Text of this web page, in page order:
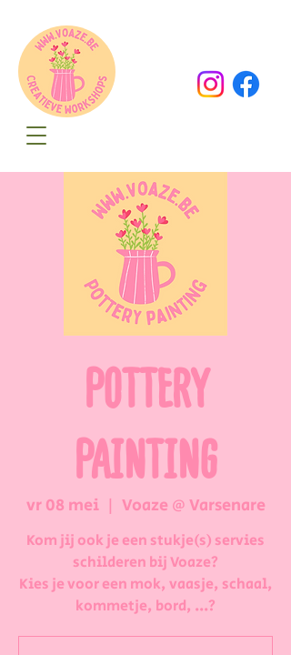
POTTERY
PAINTING
vr 08 mei
  |
Voaze @ Varsenare
Kom jij ook je een stukje(s) servies
schilderen bij Voaze?
Kies je voor een mok, vaasje, schaal,
kommetje, bord, ...?